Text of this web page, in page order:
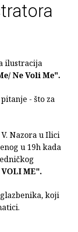
ilustracija
Ne Voli Me".
- što za
Nazora u Ilici
u 19h kada
ME".
koji